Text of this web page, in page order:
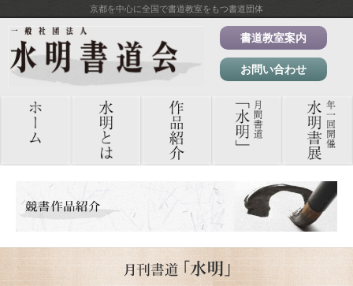
京都を中心に全国で書道教室をもつ書道団体
書道教室案内
お問い合わせ